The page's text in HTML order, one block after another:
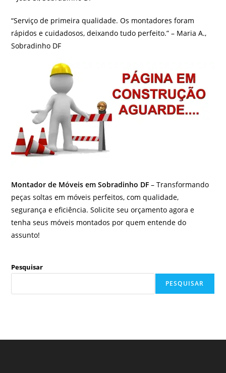
“Serviço de primeira qualidade. Os montadores foram
rápidos e cuidadosos, deixando tudo perfeito.” – Maria A.,
Sobradinho DF
Montador de Móveis em Sobradinho DF – Transformando
peças soltas em móveis perfeitos, com qualidade,
segurança e eficiência. Solicite seu orçamento agora e
tenha seus móveis montados por quem entende do
assunto!
Pesquisar
PESQUISAR